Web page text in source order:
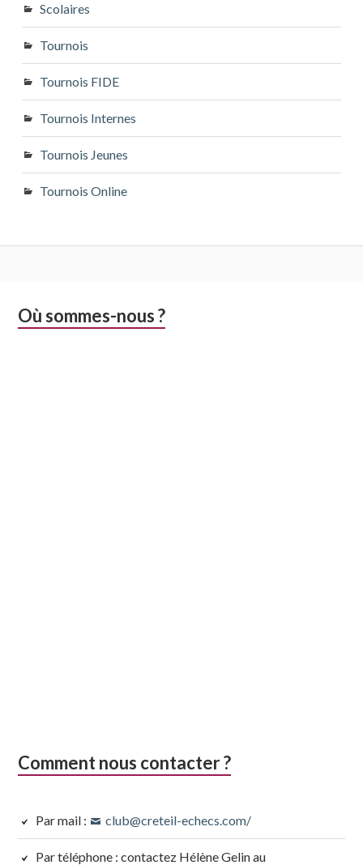
Scolaires
Tournois
Tournois FIDE
Tournois Internes
Tournois Jeunes
Tournois Online
Colonne
Où sommes-nous ?
Comment nous contacter ?
Par mail : club@creteil-echecs.com/
Par téléphone : contactez Hélène Gelin au